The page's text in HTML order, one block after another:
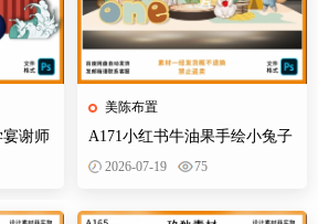
宴谢师
布置
美陈布置
A171小红书牛油果手绘小兔子
小熊狐狸宝宝宴插画森系派对
2026-07-19 75